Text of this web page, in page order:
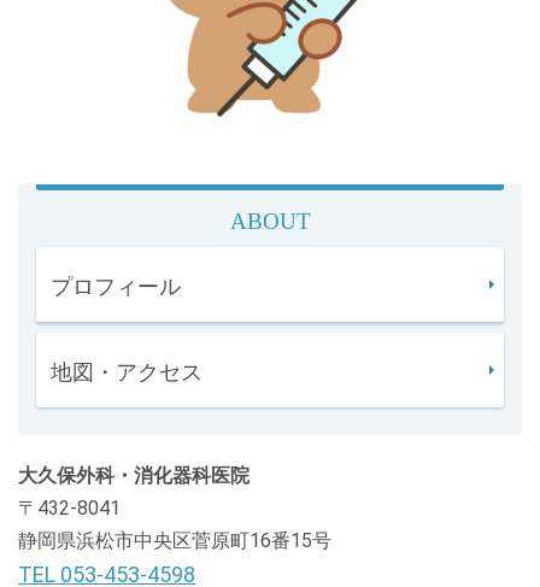
ABOUT
プロフィール
地図・アクセス
大久保外科・消化器科医院
〒432-8041
静岡県浜松市中央区菅原町16番15号
TEL 053-453-4598